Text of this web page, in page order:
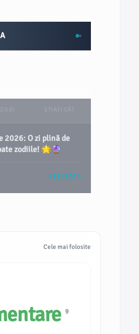
2026: O zi plină de
zodiile! 🌟🔮
VEZI TOT
Cele mai folosite
9